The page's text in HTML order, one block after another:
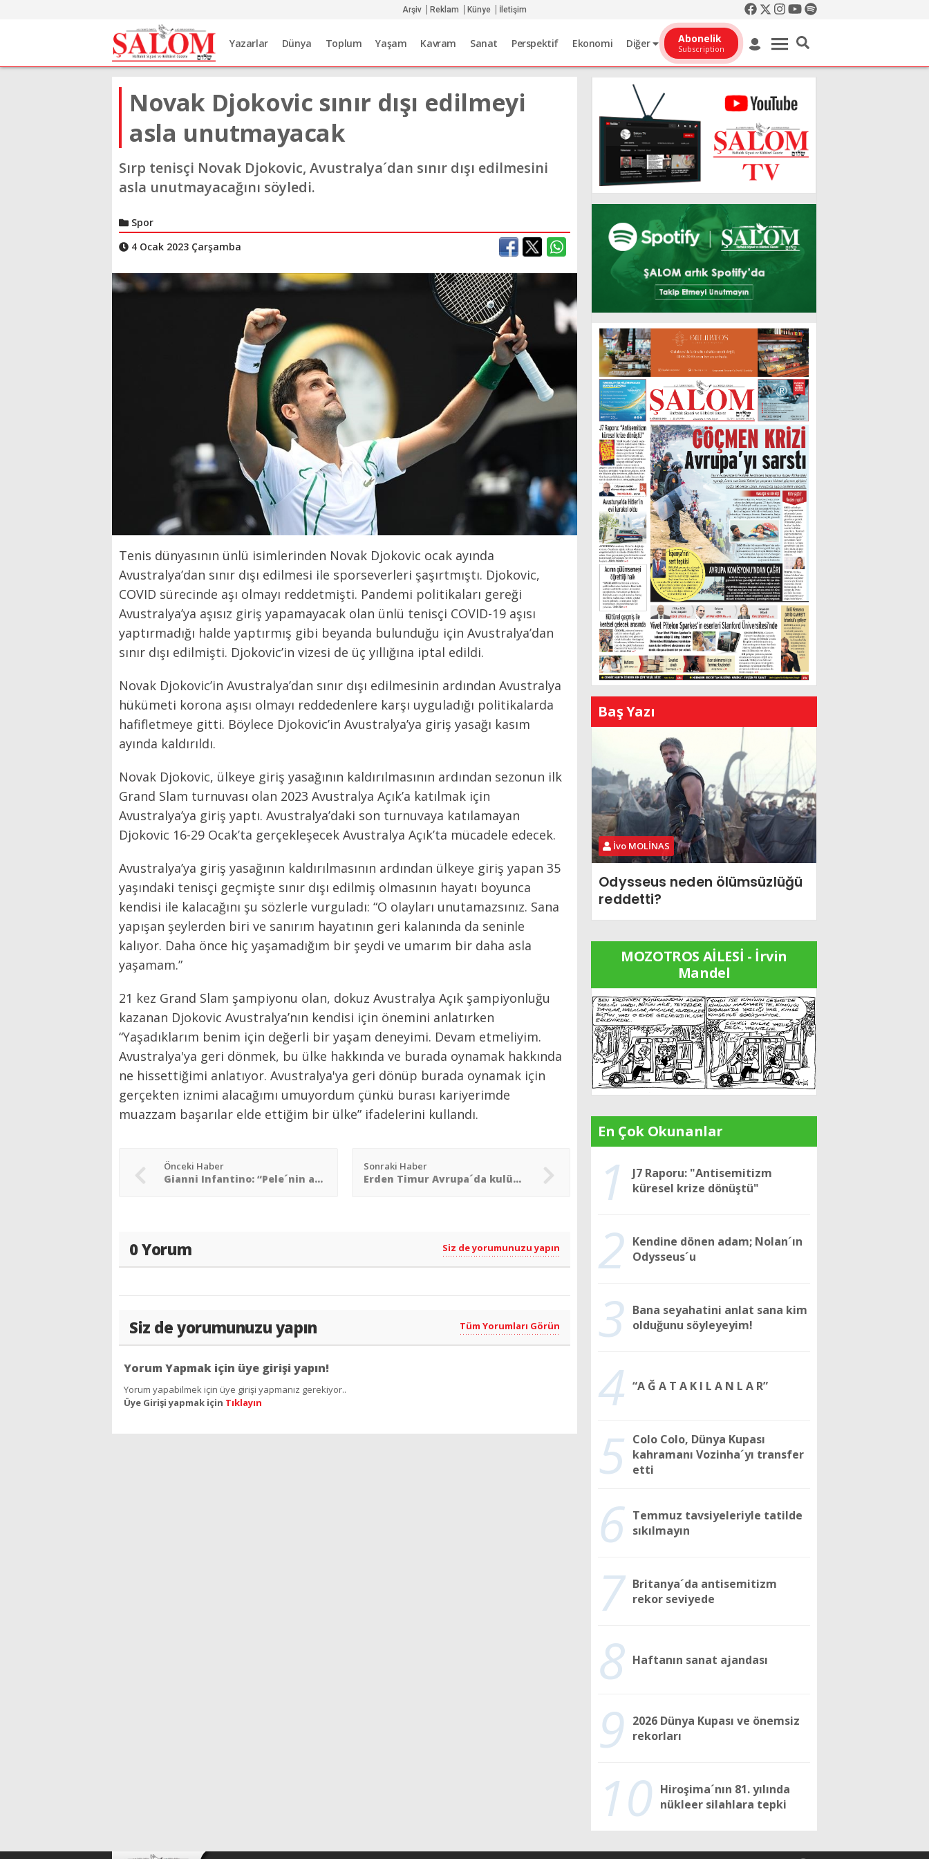
Arşiv Reklam Künye İletişim
Yazarlar Dünya Toplum Yaşam Kavram Sanat Perspektif Ekonomi Diğer Abonelik
Subscription
Novak Djokovic sınır dışı edilmeyi
asla unutmayacak
Sırp tenisçi Novak Djokovic, Avustralya´dan sınır dışı edilmesini
asla unutmayacağını söyledi.
Spor
4 Ocak 2023 Çarşamba
Tenis dünyasının ünlü isimlerinden Novak Djokovic ocak ayında
Avustralya’dan sınır dışı edilmesi ile sporseverleri şaşırtmıştı. Djokovic,
COVID sürecinde aşı olmayı reddetmişti. Pandemi politikaları gereği
Avustralya’ya aşısız giriş yapamayacak olan ünlü tenisçi COVID-19 aşısı
yaptırmadığı halde yaptırmış gibi beyanda bulunduğu için Avustralya’dan
sınır dışı edilmişti. Djokovic’in vizesi de üç yıllığına iptal edildi.
Novak Djokovic’in Avustralya’dan sınır dışı edilmesinin ardından Avustralya
hükümeti korona aşısı olmayı reddedenlere karşı uyguladığı politikalarda
hafifletmeye gitti. Böylece Djokovic’in Avustralya’ya giriş yasağı kasım
ayında kaldırıldı.
Novak Djokovic, ülkeye giriş yasağının kaldırılmasının ardından sezonun ilk
Grand Slam turnuvası olan 2023 Avustralya Açık’a katılmak için
Avustralya’ya giriş yaptı. Avustralya’daki son turnuvaya katılamayan
Djokovic 16-29 Ocak’ta gerçekleşecek Avustralya Açık’ta mücadele edecek.
Avustralya’ya giriş yasağının kaldırılmasının ardından ülkeye giriş yapan 35
yaşındaki tenisçi geçmişte sınır dışı edilmiş olmasının hayatı boyunca
kendisi ile kalacağını şu sözlerle vurguladı: “O olayları unutamazsınız. Sana
yapışan şeylerden biri ve sanırım hayatının geri kalanında da seninle
kalıyor. Daha önce hiç yaşamadığım bir şeydi ve umarım bir daha asla
yaşamam.”
21 kez Grand Slam şampiyonu olan, dokuz Avustralya Açık şampiyonluğu
kazanan Djokovic Avustralya’nın kendisi için önemini anlatırken
“Yaşadıklarım benim için değerli bir yaşam deneyimi. Devam etmeliyim.
Avustralya'ya geri dönmek, bu ülke hakkında ve burada oynamak hakkında
ne hissettiğimi anlatıyor. Avustralya'ya geri dönüp burada oynamak için
gerçekten iznimi alacağımı umuyordum çünkü burası kariyerimde
muazzam başarılar elde ettiğim bir ülke” ifadelerini kullandı.
Önceki Haber
Gianni Infantino: “Pele´nin adı her ülkede bir stadyuma verilecek”
Sonraki Haber
Erden Timur Avrupa´da kulüp satın aldı
0 Yorum Siz de yorumunuzu yapın
Siz de yorumunuzu yapın Tüm Yorumları Görün
Yorum Yapmak için üye girişi yapın!
Yorum yapabilmek için üye girişi yapmanız gerekiyor..
Üye Girişi yapmak için Tıklayın
Baş Yazı
İvo MOLİNAS
Odysseus neden ölümsüzlüğü
reddetti?
MOZOTROS AİLESİ - İrvin
Mandel
En Çok Okunanlar
1
J7 Raporu: "Antisemitizm
küresel krize dönüştü"
2 Kendine dönen adam; Nolan´ın
Odysseus´u
3 Bana seyahatini anlat sana kim
olduğunu söyleyeyim!
4 “A Ğ A T A K I L A N L A R”
5 Colo Colo, Dünya Kupası
kahramanı Vozinha´yı transfer
etti
6 Temmuz tavsiyeleriyle tatilde
sıkılmayın
7 Britanya´da antisemitizm
rekor seviyede
8 Haftanın sanat ajandası
9
2026 Dünya Kupası ve önemsiz
rekorları
10 Hiroşima´nın 81. yılında
nükleer silahlara tepki